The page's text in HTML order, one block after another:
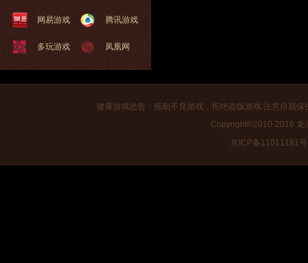
网易游戏 腾讯游戏
多玩游戏 凤凰网
健康游戏忠告：抵制不良游戏，拒绝盗版游戏 注意自我
Copyright©2010-2016 龙
京ICP备11011181号